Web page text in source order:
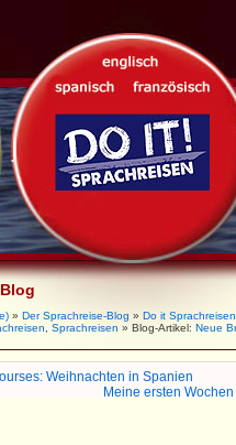
» Der Sprachreise-Blog » Do it Sprachreisen
Sprachreisen » Blog-Artikel: Neue
Weihnachten in Spanien
Meine ersten